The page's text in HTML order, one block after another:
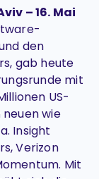
– 16. Mai
den
gab heute
mit
US-
wie
Insight
Verizon
Mit